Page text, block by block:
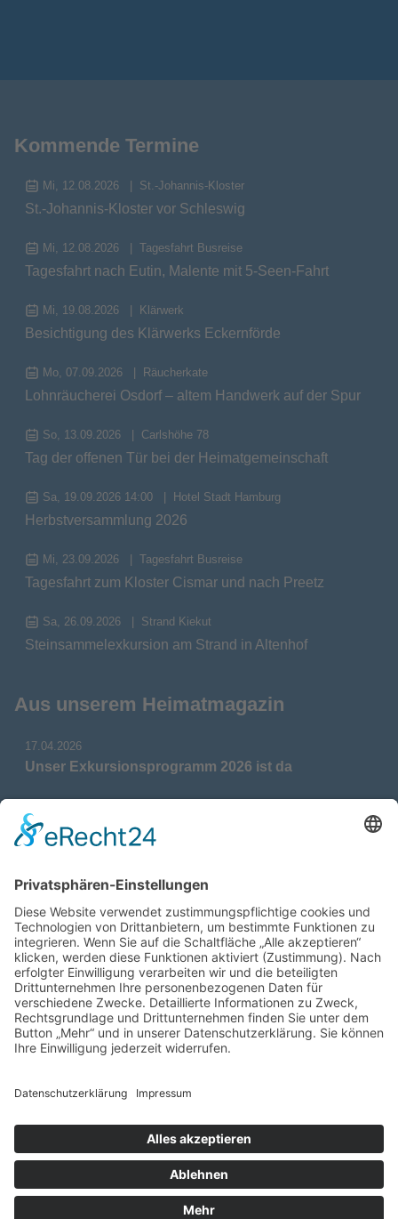
Kommende Termine
Mi, 12.08.2026 St.-Johannis-Kloster
St.-Johannis-Kloster vor Schleswig
Mi, 12.08.2026 Tagesfahrt Busreise
Tagesfahrt nach Eutin, Malente mit 5-Seen-Fahrt
Mi, 19.08.2026 Klärwerk
Besichtigung des Klärwerks Eckernförde
Mo, 07.09.2026 Räucherkate
Lohnräucherei Osdorf – altem Handwerk auf der Spur
So, 13.09.2026 Carlshöhe 78
Tag der offenen Tür bei der Heimatgemeinschaft
Sa, 19.09.2026 14:00 Hotel Stadt Hamburg
Herbstversammlung 2026
Mi, 23.09.2026 Tagesfahrt Busreise
Tagesfahrt zum Kloster Cismar und nach Preetz
Sa, 26.09.2026 Strand Kiekut
Steinsammelexkursion am Strand in Altenhof
Aus unserem Heimatmagazin
17.04.2026
Unser Exkursionsprogramm 2026 ist da
17.04.2026
Verdienstmedaille für Telse Stoy
Das war: Munition im Meer
17.04.2026
Fahrtenprogramm 2026 ist fertig
12.10.2025
Darstellung verschiedener Orte innerhalb des
Gebiets der Heimatgemeinschaft Eckernförde
Neu: Historie der Güter im Altkreis Eckernförde